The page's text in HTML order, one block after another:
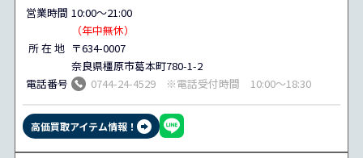
営業時間 10:00～21:00
（年中無休）
所 在 地 〒634-0007
奈良県橿原市葛本町780-1-2
電話番号
0744-24-4529 ※電話受付時間 10:00～18:30
高価買取アイテム情報！